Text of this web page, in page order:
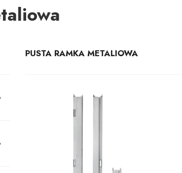
PUSTA RAMKA METALIOWA